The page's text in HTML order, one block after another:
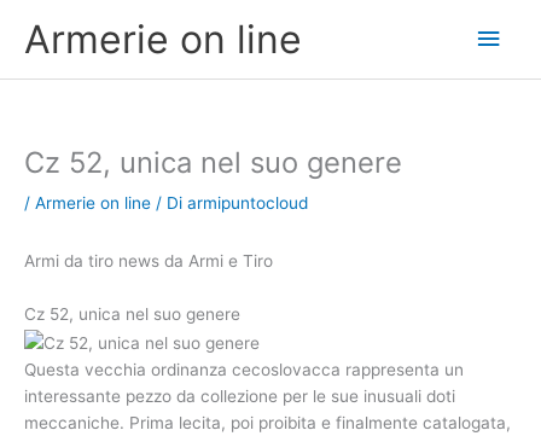
Armerie on line
Cz 52, unica nel suo genere
/ Armerie on line / Di armipuntocloud
Armi da tiro news da Armi e Tiro
Cz 52, unica nel suo genere
Questa vecchia ordinanza cecoslovacca rappresenta un
interessante pezzo da collezione per le sue inusuali doti
meccaniche. Prima lecita, poi proibita e finalmente catalogata,